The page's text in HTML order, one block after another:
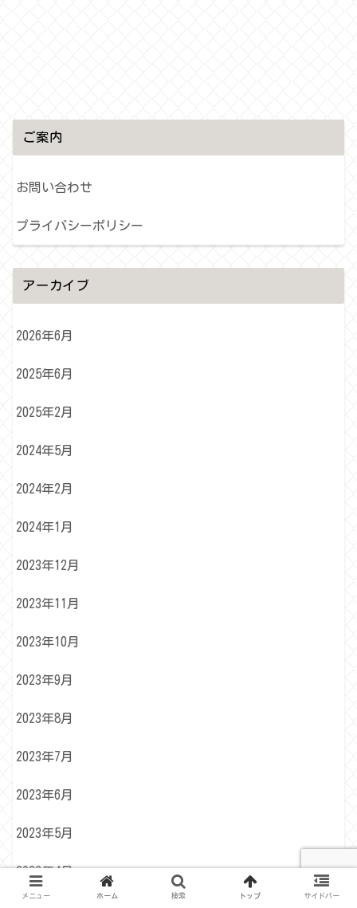
ご案内
お問い合わせ
プライバシーポリシー
アーカイブ
2026年6月
2025年6月
2025年2月
2024年5月
2024年2月
2024年1月
2023年12月
2023年11月
2023年10月
2023年9月
2023年8月
2023年7月
2023年6月
2023年5月
2023年4月
メニュー ホーム 検索 トップ サイドバー